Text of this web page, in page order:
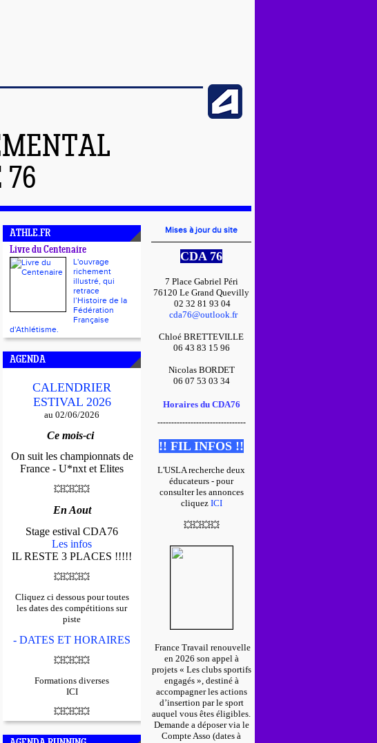
76
ATHLE.FR
Livre du Centenaire
L'ouvrage
richement
illustré, qui
retrace
l’Histoire de la
Fédération
Française
d'Athlétisme.
AGENDA
CALENDRIER
ESTIVAL 2026
au 02/06/2026
Ce mois-ci
On suit les championnats de
France - U*nxt et Elites
💥💥💥💥
En Aout
Stage estival CDA76
Les infos
IL RESTE 3 PLACES !!!!!
💥💥💥💥
Cliquez ci dessous pour toutes
les dates des compétitions sur
piste
- DATES ET HORAIRES
💥💥💥💥
Formations diverses
ICI
💥💥💥💥
Mises à jour du site
CDA 76
7 Place Gabriel Péri
76120 Le Grand Quevilly
02 32 81 93 04
cda76@outlook.fr
Chloé BRETTEVILLE
06 43 83 15 96
Nicolas BORDET
06 07 53 03 34
Horaires du CDA76
--------------------------------
!! FIL INFOS !!
L'USLA recherche deux
éducateurs - pour
consulter les annonces
cliquez ICI
💥💥💥💥
France Travail renouvelle
en 2026 son appel à
projets « Les clubs sportifs
engagés », destiné à
accompagner les actions
d’insertion par le sport
auquel vous êtes éligibles.
Demande a déposer via le
Compte Asso (dates à